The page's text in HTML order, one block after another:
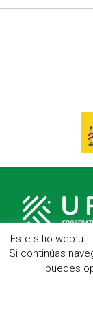
Este sitio web
Si continúas
puedes